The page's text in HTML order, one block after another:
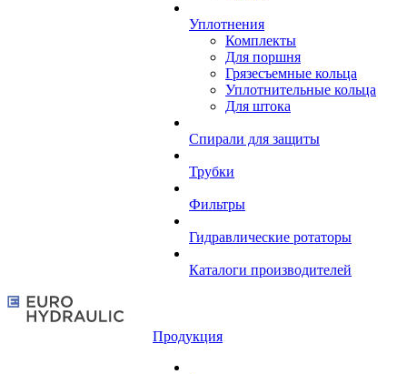
Уплотнения
Комплекты
Для поршня
Грязесъемные кольца
Уплотнительные кольца
Для штока
Спирали для защиты
Трубки
Фильтры
Гидравлические ротаторы
Каталоги производителей
Продукция